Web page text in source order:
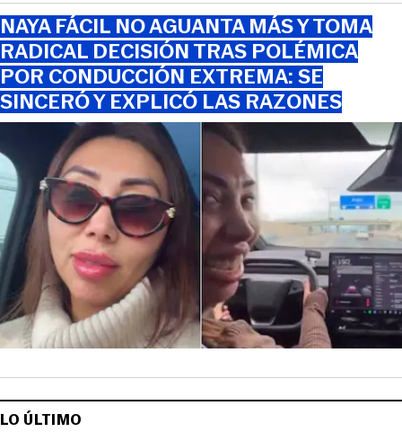
NAYA FÁCIL NO AGUANTA MÁS Y TOMA
RADICAL DECISIÓN TRAS POLÉMICA
POR CONDUCCIÓN EXTREMA: SE
SINCERÓ Y EXPLICÓ LAS RAZONES
LO ÚLTIMO